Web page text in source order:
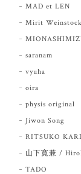
MAD et LEN
Mirit Weinstock
saranam
vyuha
oira
physis original
Jiwon Song
RITSUKO
山下寛兼 /
TADO